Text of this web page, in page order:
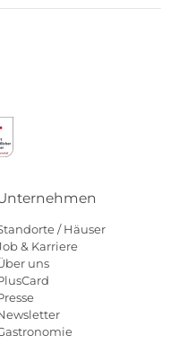
/ Häuser
& Karriere
uns